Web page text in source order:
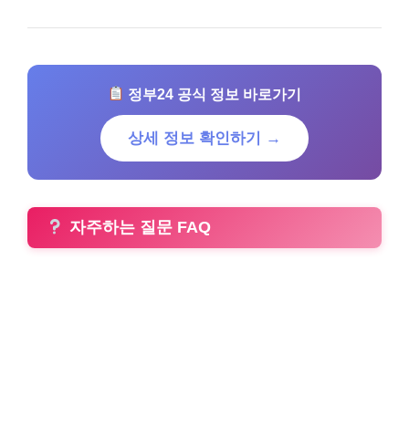
정부24 공식 정보 바로가기
상세 정보 확인하기 →
자주하는 질문 FAQ